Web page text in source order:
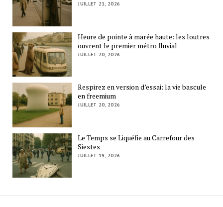
JUILLET 21, 2026
Heure de pointe à marée haute: les loutres
ouvrent le premier métro fluvial
JUILLET 20, 2026
Respirez en version d’essai: la vie bascule
en freemium
JUILLET 20, 2026
Le Temps se Liquéfie au Carrefour des
Siestes
JUILLET 19, 2026